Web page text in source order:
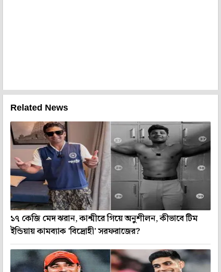
Related News
১৭ কেজি মেদ ঝরান, কাশ্মীরে গিয়ে অনুশীলন, কীভাবে টিম
ইন্ডিয়ায় কামব্যাক 'বিদ্রোহী' সরফরাজের?